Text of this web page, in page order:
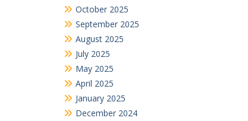
October 2025
September 2025
August 2025
July 2025
May 2025
April 2025
January 2025
December 2024